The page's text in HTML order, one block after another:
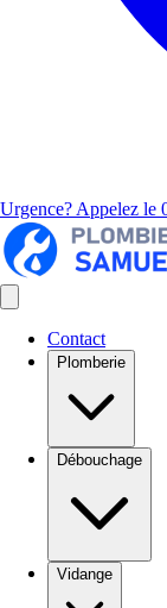
Urgence? Appelez le
Contact
Plomberie
Débouchage
Vidange